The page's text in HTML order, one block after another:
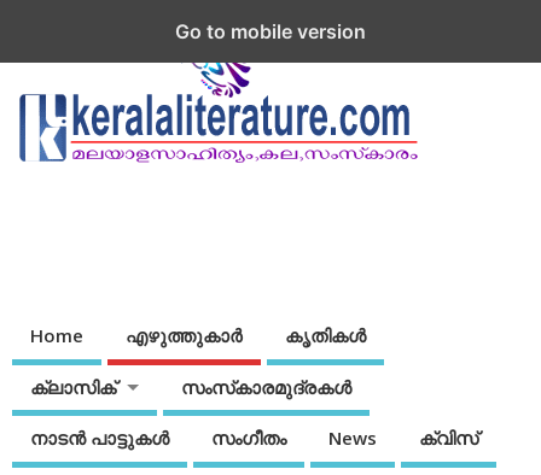
Home എഴുത്തുകാര്‍ കൃതികൾ
ക്ലാസിക് സംസ്‌കാരമുദ്രകള്‍
നാടന്‍ പാട്ടുകള്‍ സംഗീതം News ക്വിസ്
Go to mobile version